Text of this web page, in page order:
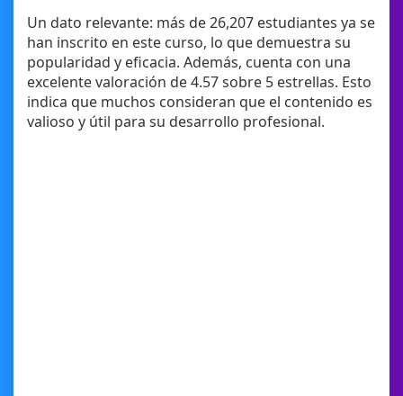
Un dato relevante: más de 26,207 estudiantes ya se
han inscrito en este curso, lo que demuestra su
popularidad y eficacia. Además, cuenta con una
excelente valoración de 4.57 sobre 5 estrellas. Esto
indica que muchos consideran que el contenido es
valioso y útil para su desarrollo profesional.